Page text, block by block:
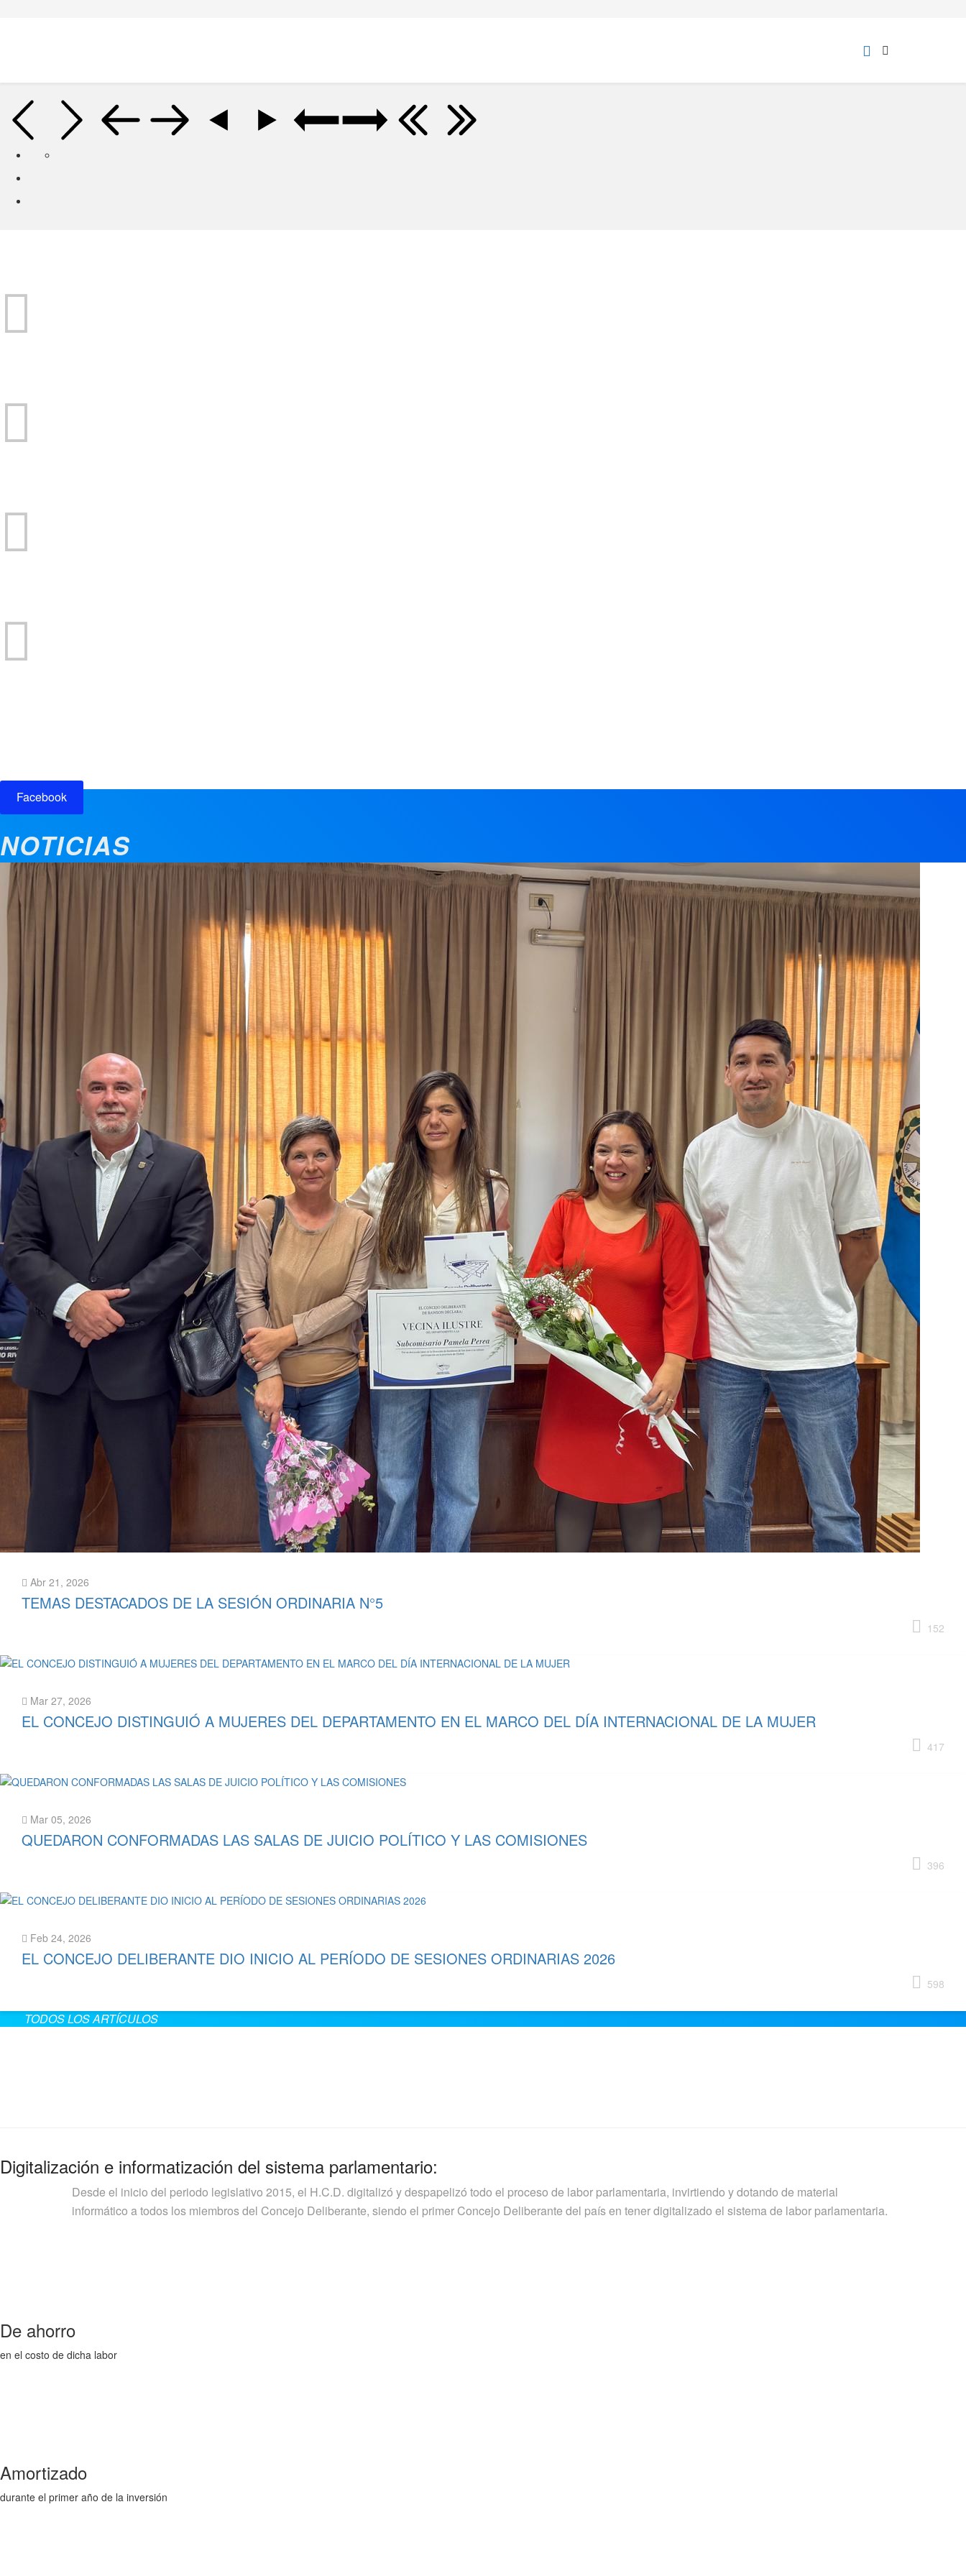
Facebook
NOTICIAS
Abr 21, 2026
TEMAS DESTACADOS DE LA SESIÓN ORDINARIA N°5
152
Mar 27, 2026
EL CONCEJO DISTINGUIÓ A MUJERES DEL DEPARTAMENTO EN EL MARCO DEL DÍA INTERNACIONAL DE LA MUJER
417
Mar 05, 2026
QUEDARON CONFORMADAS LAS SALAS DE JUICIO POLÍTICO Y LAS COMISIONES
396
Feb 24, 2026
EL CONCEJO DELIBERANTE DIO INICIO AL PERÍODO DE SESIONES ORDINARIAS 2026
598
TODOS LOS ARTÍCULOS
Digitalización e informatización del sistema parlamentario:
Desde el inicio del periodo legislativo 2015, el H.C.D. digitalizó y despapelizó todo el proceso de labor parlamentaria, invirtiendo y dotando de material
informático a todos los miembros del Concejo Deliberante, siendo el primer Concejo Deliberante del país en tener digitalizado el sistema de labor parlamentaria.
De ahorro
en el costo de dicha labor
Amortizado
durante el primer año de la inversión